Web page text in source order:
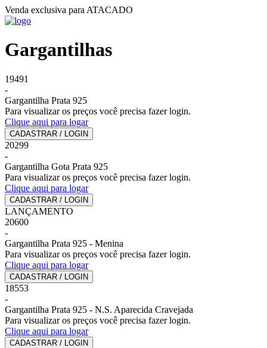
Venda exclusiva para ATACADO
Gargantilhas
19491
-
Gargantilha Prata 925
Para visualizar os preços você precisa fazer login.
Clique aqui para logar
CADASTRAR / LOGIN
20299
-
Gargantilha Gota Prata 925
Para visualizar os preços você precisa fazer login.
Clique aqui para logar
CADASTRAR / LOGIN
LANÇAMENTO
20600
-
Gargantilha Prata 925 - Menina
Para visualizar os preços você precisa fazer login.
Clique aqui para logar
CADASTRAR / LOGIN
18553
-
Gargantilha Prata 925 - N.S. Aparecida Cravejada
Para visualizar os preços você precisa fazer login.
Clique aqui para logar
CADASTRAR / LOGIN